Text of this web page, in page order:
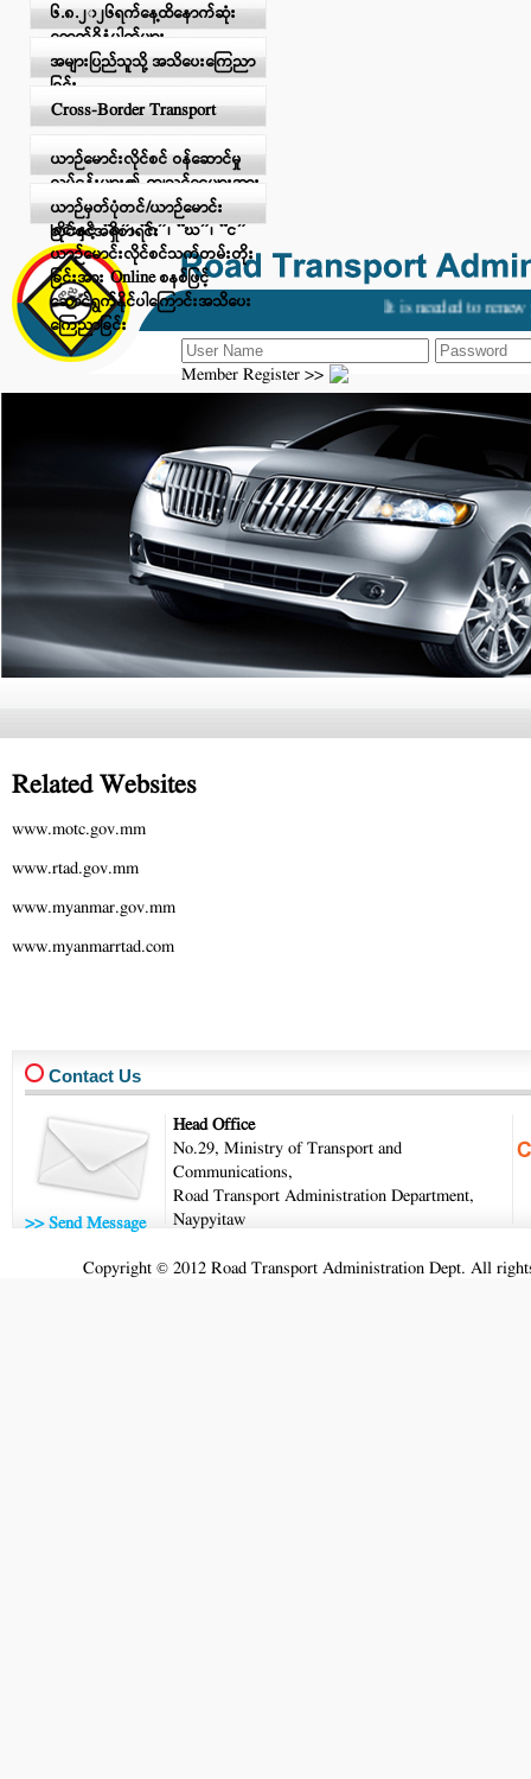
၆.၈.၂၀၂၆ရက်နေ့ထိနောက်ဆုံး
ရောက်ရှိနံပါတ်များ
အများပြည်သူသို့ အသိပေးကြေညာ
ခြင်း
Cross-Border Transport
ယာဉ်မောင်းလိုင်စင် ဝန်ဆောင်မှု
လုပ်ငန်းများ၏ ကျသင့်ငွေများအား
Digital Payment ဖြင့် ငွေပေးချေ
ခြင်းနှင့် “ခ”၊ “ဂ”၊ “ဃ”၊ “င”
ယာဉ်မောင်းလိုင်စင်သက်တမ်းတိုး
ခြင်းအား Online စနစ်ဖြင့်
ဆောင်ရွက်နိုင်ပါကြောင်းအသိပေး
ကြေညာခြင်း
ယာဉ်မှတ်ပုံတင်/ယာဉ်မောင်း
လိုင်စင်အရှိစာရင်း
It is needed to
Member Register >>
Related Websites
www.motc.gov.mm
www.rtad.gov.mm
www.myanmar.gov.mm
www.myanmarrtad.com
Contact Us
>> Send Message
Head Office
No.29, Ministry of Transport and
Communications,
Road Transport Administration Department,
Naypyitaw
Copyright © 2012 Road Transport Administration Dept. All